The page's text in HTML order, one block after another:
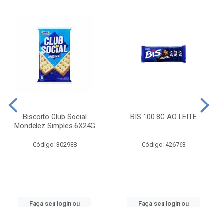
Biscoito Club Social
Mondelez Simples 6X24G
Código: 302988
Faça seu login ou
BIS 100.8G AO LEITE
Código: 426763
Faça seu login ou